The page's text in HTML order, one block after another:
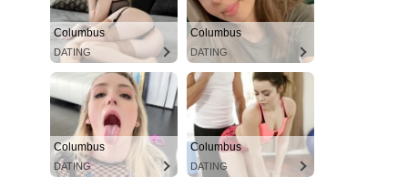
Columbus
DATING
Columbus
DATING
Columbus
DATING
Columbus
DATING